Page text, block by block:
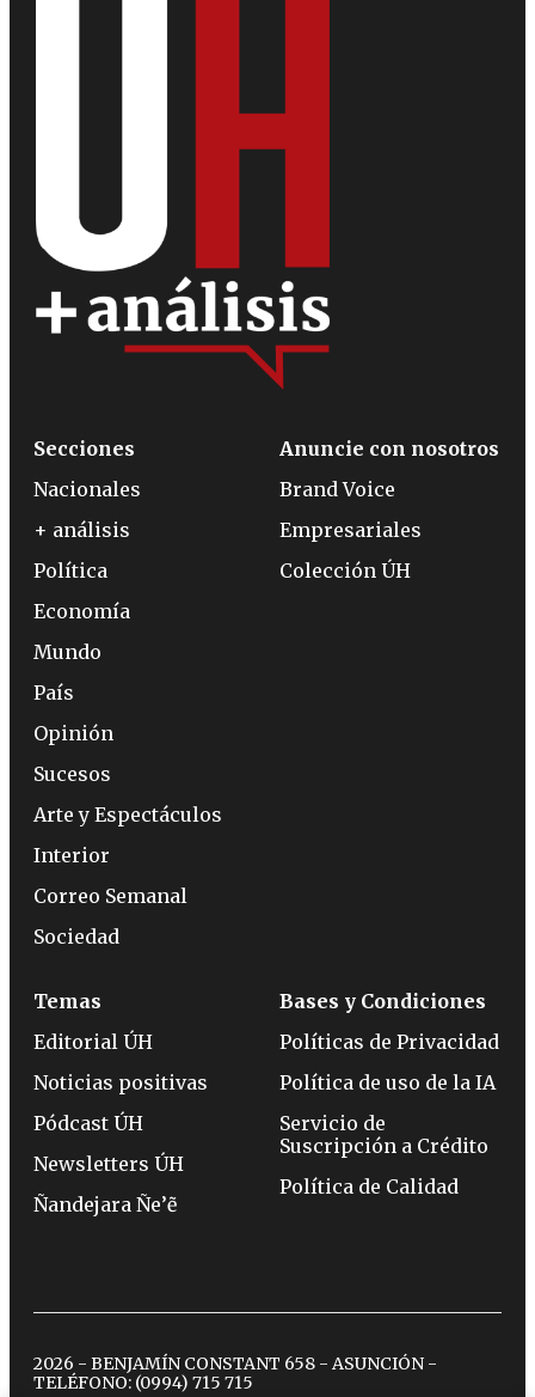
Secciones
Nacionales
+ análisis
Política
Economía
Mundo
País
Opinión
Sucesos
Arte y Espectáculos
Interior
Correo Semanal
Sociedad
Anuncie con nosotros
Brand Voice
Empresariales
Colección ÚH
Temas
Editorial ÚH
Noticias positivas
Pódcast ÚH
Newsletters ÚH
Ñandejara Ñe’ẽ
Bases y Condiciones
Políticas de Privacidad
Política de uso de la IA
Servicio de
Suscripción a Crédito
Política de Calidad
2026 - BENJAMÍN CONSTANT 658 - ASUNCIÓN -
TELÉFONO: (0994) 715 715